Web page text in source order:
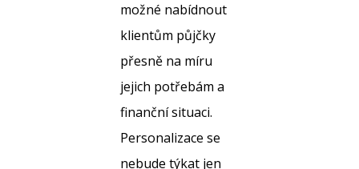
možné nabídnout
klientům půjčky
přesně na míru
jejich potřebám a
finanční situaci.
Personalizace se
nebude týkat jen